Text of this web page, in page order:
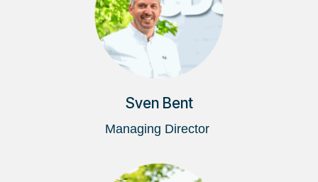
Sven Bent
Managing Director